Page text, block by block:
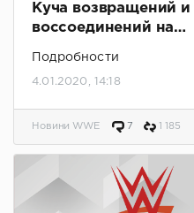
Куча возвращений и
воссоединений на
Подробности
4.01.2020, 14:18
Новини WWE 7 1 185